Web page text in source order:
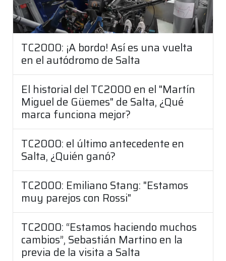
TC2000: ¡A bordo! Así es una vuelta
en el autódromo de Salta
El historial del TC2000 en el "Martín
Miguel de Güemes" de Salta, ¿Qué
marca funciona mejor?
TC2000: el último antecedente en
Salta, ¿Quién ganó?
TC2000: Emiliano Stang: "Estamos
muy parejos con Rossi"
TC2000: “Estamos haciendo muchos
cambios”, Sebastián Martino en la
previa de la visita a Salta